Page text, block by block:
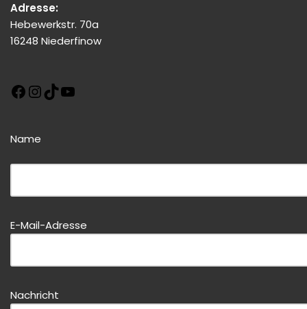
Adresse:
Hebewerkstr. 70a
16248 Niederfinow
Name
Bitte dieses Feld leer lassen!
E-Mail-Adresse
Nachricht